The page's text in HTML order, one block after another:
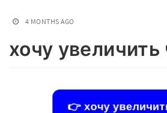
4 MONTHS AGO
хочу увеличить
👉 хочу